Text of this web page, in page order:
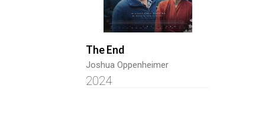
The End
Joshua Oppenheimer
2024